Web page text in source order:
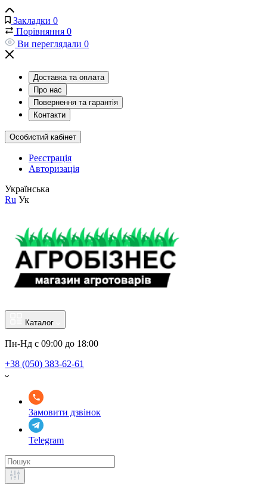
Закладки 0
Порівняння 0
Ви переглядали 0
Доставка та оплата
Про нас
Повернення та гарантія
Контакти
Особистий кабінет
Реєстрація
Авторизація
Українська
Ru Ук
Каталог
Пн-Нд с 09:00 до 18:00
+38 (050) 383-62-61
Замовити дзвінок
Telegram